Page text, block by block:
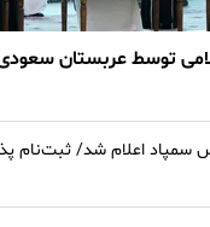
توسط عربستان